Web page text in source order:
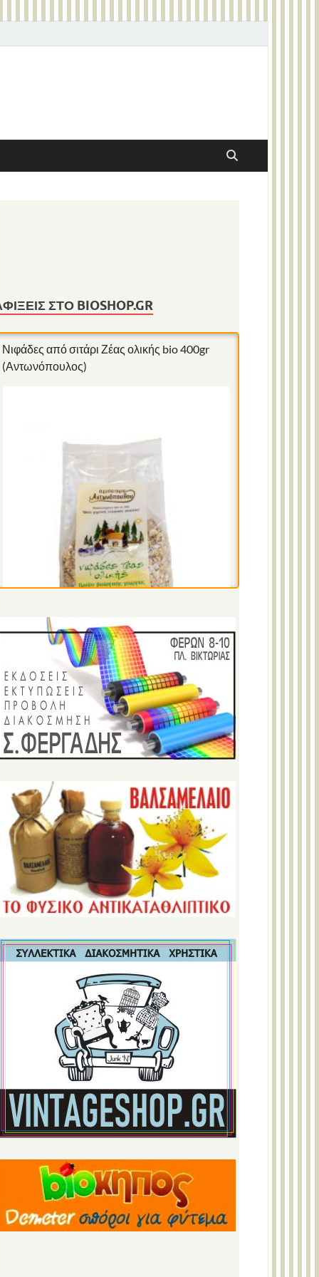
ΣΤΟ BIOSHOP.GR
Νιφάδες από σιτάρι Ζέας ολικής bio 400gr
(Αντωνόπουλος)
YOGI COLD BREW BERRY MIX ΒΙΟ 30g
Ρεβύθια μέτρια bio 500gr (BIOPLUS)